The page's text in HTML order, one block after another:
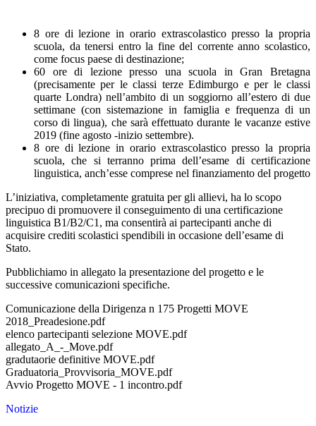
8 ore di lezione in orario extrascolastico presso la propria
scuola, da tenersi entro la fine del corrente anno scolastico,
come focus paese di destinazione;
60 ore di lezione presso una scuola in Gran Bretagna
(precisamente per le classi terze Edimburgo e per le classi
quarte Londra) nell’ambito di un soggiorno all’estero di due
settimane (con sistemazione in famiglia e frequenza di un
corso di lingua), che sarà effettuato durante le vacanze estive
2019 (fine agosto -inizio settembre).
8 ore di lezione in orario extrascolastico presso la propria
scuola, che si terranno prima dell’esame di certificazione
linguistica, anch’esse comprese nel finanziamento del progetto
L’iniziativa, completamente gratuita per gli allievi, ha lo scopo
precipuo di promuovere il conseguimento di una certificazione
linguistica B1/B2/C1, ma consentirà ai partecipanti anche di
acquisire crediti scolastici spendibili in occasione dell’esame di
Stato.
Pubblichiamo in allegato la presentazione del progetto e le
successive comunicazioni specifiche.
Comunicazione della Dirigenza n 175 Progetti MOVE
2018_Preadesione.pdf
elenco partecipanti selezione MOVE.pdf
allegato_A_-_Move.pdf
gradutaorie definitive MOVE.pdf
Graduatoria_Provvisoria_MOVE.pdf
Avvio Progetto MOVE - 1 incontro.pdf
Notizie